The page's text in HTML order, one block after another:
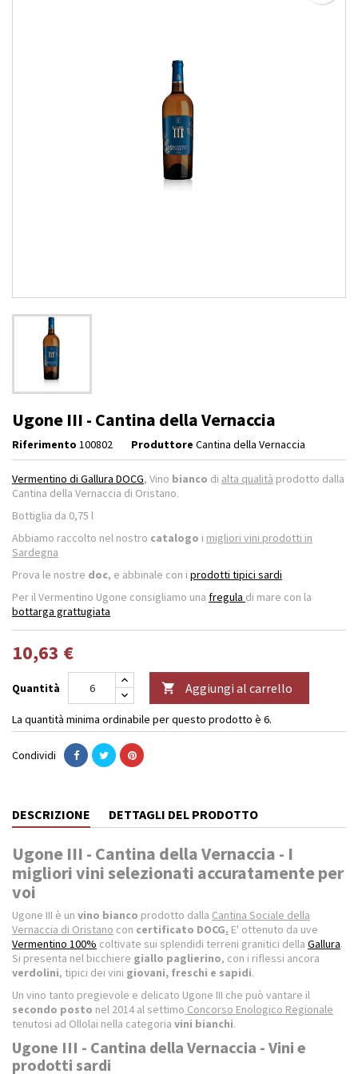
Ugone III - Cantina della Vernaccia
Riferimento 100802 Produttore Cantina della Vernaccia
Vermentino di Gallura DOCG, Vino bianco di alta qualità prodotto dalla
Cantina della Vernaccia di Oristano.
Bottiglia da 0,75 l
Abbiamo raccolto nel nostro catalogo i migliori vini prodotti in
Sardegna
Prova le nostre doc, e abbinale con i prodotti tipici sardi
Per il Vermentino Ugone consigliamo una fregula di mare con la
bottarga grattugiata
10,63 €
Quantità  Aggiungi al carrello
La quantità minima ordinabile per questo prodotto è 6.
Condividi
DESCRIZIONE DETTAGLI DEL PRODOTTO
Ugone III - Cantina della Vernaccia - I
migliori vini selezionati accuratamente per
voi
Ugone III è un vino bianco prodotto dalla Cantina Sociale della
Vernaccia di Oristano con certificato DOCG. E' ottenuto da uve
Vermentino 100% coltivate sui splendidi terreni granitici della Gallura.
Si presenta nel bicchiere giallo paglierino, con i riflessi ancora
verdolini, tipici dei vini giovani, freschi e sapidi.
Un vino tanto pregievole e delicato Ugone III che può vantare il
secondo posto nel 2014 al settimo Concorso Enologico Regionale
tenutosi ad Ollolai nella categoria vini bianchi.
Ugone III - Cantina della Vernaccia - Vini e
prodotti sardi